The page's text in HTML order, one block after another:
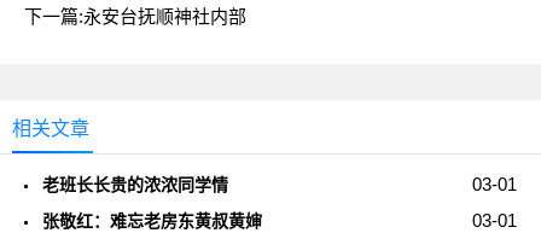
下一篇:永安台抚顺神社内部
相关文章
03-01
老班长长贵的浓浓同学情
03-01
张敬红：难忘老房东黄叔黄婶